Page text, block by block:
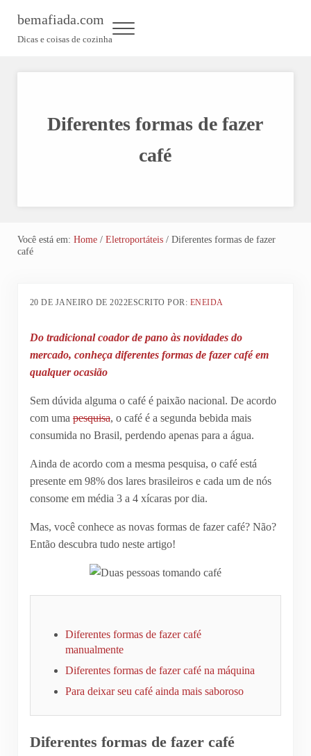
bemafiada.com
Dicas e coisas de cozinha
Menu
Diferentes formas de fazer
café
Você está em: Home / Eletroportáteis /Diferentes formas de fazer
café
20 DE JANEIRO DE 2022ESCRITO POR: ENEIDA
Do tradicional coador de pano às novidades do
mercado, conheça diferentes formas de fazer café em
qualquer ocasião
Sem dúvida alguma o café é paixão nacional. De acordo
com uma pesquisa, o café é a segunda bebida mais
consumida no Brasil, perdendo apenas para a água.
Ainda de acordo com a mesma pesquisa, o café está
presente em 98% dos lares brasileiros e cada um de nós
consome em média 3 a 4 xícaras por dia.
Mas, você conhece as novas formas de fazer café? Não?
Então descubra tudo neste artigo!
Diferentes formas de fazer café
manualmente
Diferentes formas de fazer café na máquina
Para deixar seu café ainda mais saboroso
Diferentes formas de fazer café